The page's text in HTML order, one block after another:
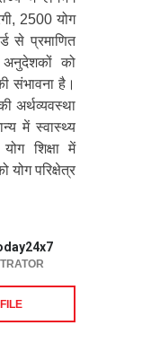
2500 योग
से प्रमाणित
को
संभावना है।
अर्थव्यवस्था
में स्वास्थ्य
शिक्षा में
योग परिक्षेत्र